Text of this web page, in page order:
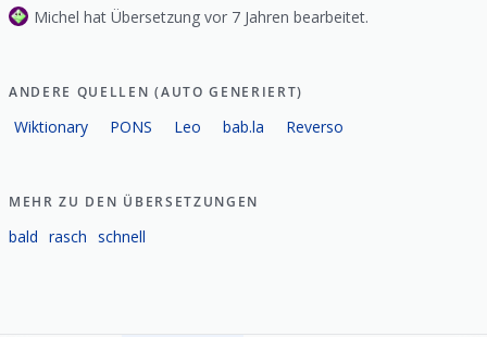
Michel hat Übersetzung vor 7 Jahren bearbeitet.
ANDERE QUELLEN (AUTO GENERIERT)
Wiktionary PONS Leo bab.la Reverso
MEHR ZU DEN ÜBERSETZUNGEN
bald rasch schnell